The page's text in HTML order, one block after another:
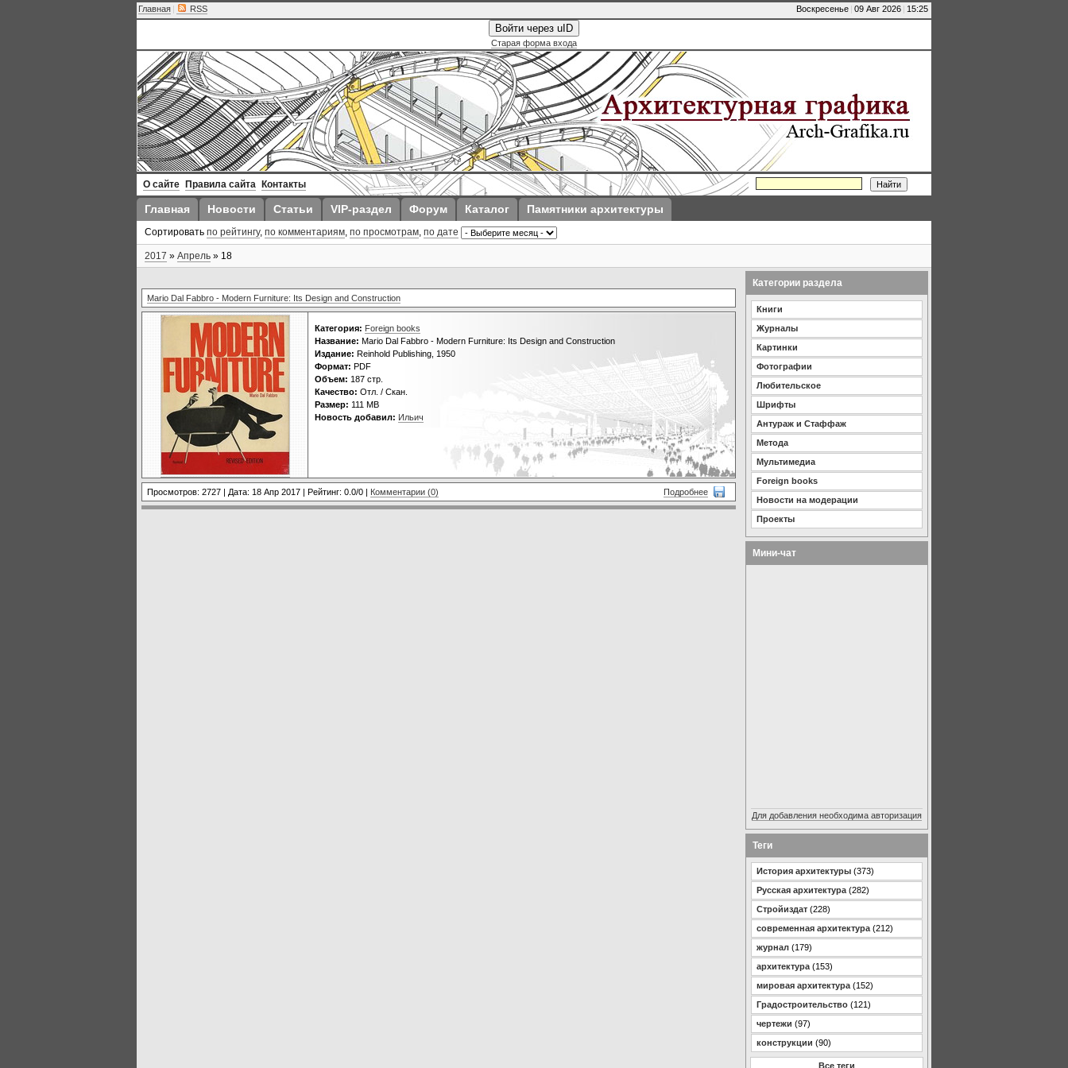
Воскресенье | 09 Авг 2026 | 15:25
Главная | RSS
Войти через uID
Старая форма входа
О сайте Правила сайта Контакты
Главная Новости Статьи VIP-раздел Форум Каталог Памятники архитектуры
Сортировать по рейтингу, по комментариям, по просмотрам, по дате
2017 » Апрель » 18
Mario Dal Fabbro - Modern Furniture: Its Design and Construction
Категория: Foreign books
Название: Mario Dal Fabbro - Modern Furniture: Its Design and Construction
Издание: Reinhold Publishing, 1950
Формат: PDF
Объем: 187 стр.
Качество: Отл. / Скан.
Размер: 111 МВ
Новость добавил: Ильич
Подробнее
Просмотров: 2727 | Дата: 18 Апр 2017 | Рейтинг: 0.0/0 | Комментарии (0)
Категории раздела
Книги
Журналы
Картинки
Фотографии
Любительское
Шрифты
Антураж и Стаффаж
Метода
Мультимедиа
Foreign books
Новости на модерации
Проекты
Мини-чат
Для добавления необходима авторизация
Теги
История архитектуры (373)
Русская архитектура (282)
Стройиздат (228)
современная архитектура (212)
журнал (179)
архитектура (153)
мировая архитектура (152)
Градостроительство (121)
чертежи (97)
конструкции (90)
Все теги